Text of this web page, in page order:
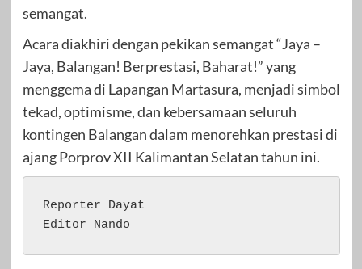
semangat.
Acara diakhiri dengan pekikan semangat “Jaya –
Jaya, Balangan! Berprestasi, Baharat!” yang
menggema di Lapangan Martasura, menjadi simbol
tekad, optimisme, dan kebersamaan seluruh
kontingen Balangan dalam menorehkan prestasi di
ajang Porprov XII Kalimantan Selatan tahun ini.
Reporter Dayat
Editor Nando